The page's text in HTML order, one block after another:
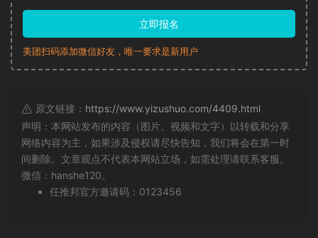
立即报名
美团扫码添加微信好友，唯一要求是新用户
原文链接： https://www.yizushuo.com/4409.html
声明：本网站发布的内容（图片、视频和文字）以转载和分享
网络内容为主，如果涉及侵权请尽快告知，我们将会在第一时
间删除。文章观点不代表本网站立场，如需处理请联系客服。
微信：hanshe120。
任推邦官方邀请码：0123456